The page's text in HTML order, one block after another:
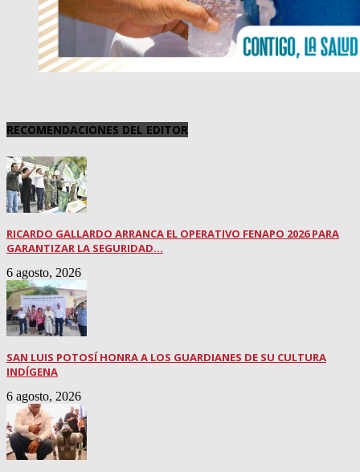
RECOMENDACIONES DEL EDITOR
RICARDO GALLARDO ARRANCA EL OPERATIVO FENAPO 2026 PARA
GARANTIZAR LA SEGURIDAD...
6 agosto, 2026
SAN LUIS POTOSÍ HONRA A LOS GUARDIANES DE SU CULTURA
INDÍGENA
6 agosto, 2026